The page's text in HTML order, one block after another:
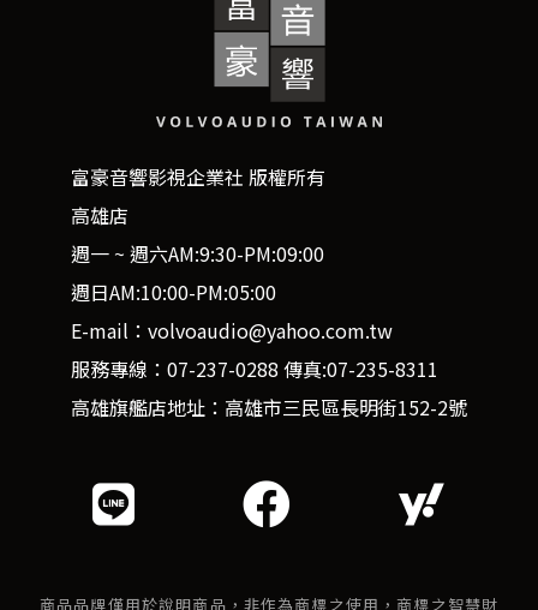
富豪音響影視企業社 版權所有
高雄店
週一 ~ 週六AM:9:30-PM:09:00
週日AM:10:00-PM:05:00
E-mail：volvoaudio@yahoo.com.tw
服務專線：07-237-0288 傳真:07-235-8311
高雄旗艦店地址：高雄市三民區長明街152-2號
商品品牌僅用於說明商品，非作為商標之使用，商標之智慧財